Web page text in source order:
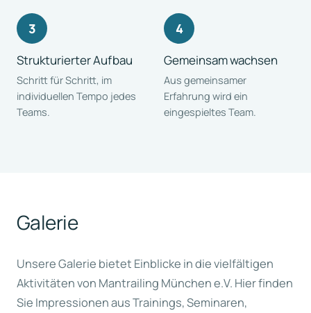
Strukturierter Aufbau
Schritt für Schritt, im
individuellen Tempo jedes
Teams.
Gemeinsam wachsen
Aus gemeinsamer
Erfahrung wird ein
eingespieltes Team.
Galerie
Unsere Galerie bietet Einblicke in die vielfältigen
Aktivitäten von Mantrailing München e.V. Hier finden
Sie Impressionen aus Trainings, Seminaren,